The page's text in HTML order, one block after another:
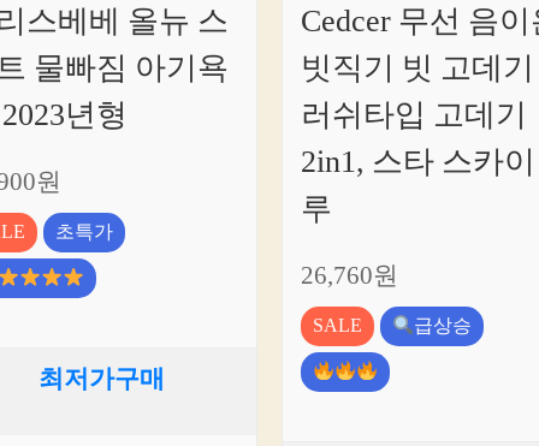
스베베 올뉴 스
물빠짐 아기욕
년형
원
초특가
최저가구매
Cedcer 무선 음이
빗직기 빗 고데
러쉬타입 고데기
2in1, 스타 스카
루
26,760원
SALE 급상승